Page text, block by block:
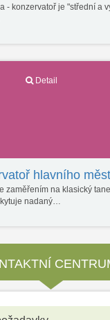
- konzervatoř je "střední a
Detail
hlavního
zaměřením na klasický
nadaný…